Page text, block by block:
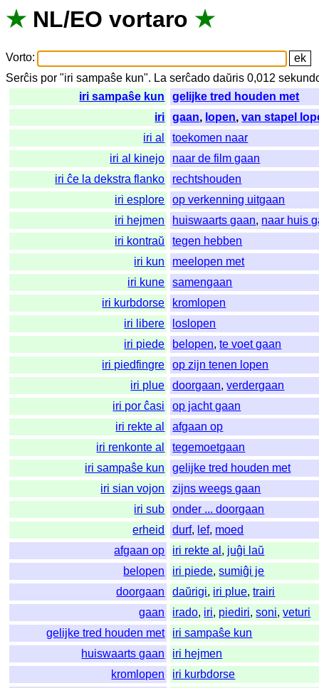
★ NL/EO vortaro ★
Vorto:
Serĉis por "iri sampaŝe kun". La serĉado daŭris 0,012
iri sampaŝe kun
gelijke tred houden met
iri
gaan, lopen,van stapel
iri al
toekomen naar
iri al kinejo
naar de film gaan
iri ĉe la dekstra flanko
rechtshouden
iri esplore
op verkenning uitgaan
iri hejmen
huiswaarts gaan, naar huis
iri kontraŭ
tegen hebben
iri kun
meelopen met
iri kune
samengaan
iri kurbdorse
kromlopen
iri libere
loslopen
iri piede
belopen,te voet gaan
iri piedfingre
op zijn tenen lopen
iri plue
doorgaan,verdergaan
iri por ĉasi
op jacht gaan
iri rekte al
afgaan op
iri renkonte al
tegemoetgaan
iri sampaŝe kun
gelijke tred houden met
iri sian vojon
zijns weegs gaan
iri sub
onder ... doorgaan
erheid
durf, lef, moed
afgaan op
iri rekte al , juĝi laŭ
belopen
iri piede,sumiĝi je
doorgaan
daŭrigi, iri plue,trairi
gaan
irado, iri, piediri,soni,veturi
gelijke tred houden met
iri sampaŝe kun
huiswaarts gaan
iri hejmen
kromlopen
iri kurbdorse